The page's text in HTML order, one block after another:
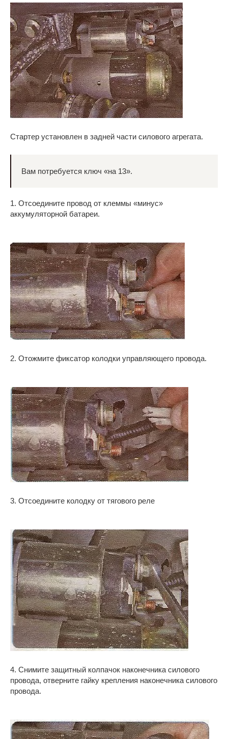
Стартер установлен в задней части силового агрегата.
Вам потребуется ключ «на 13».
1. Отсоедините провод от клеммы «минус»
аккумуляторной батареи.
2. Отожмите фиксатор колодки управляющего провода.
3. Отсоедините колодку от тягового реле
4. Снимите защитный колпачок наконечника силового
провода, отверните гайку крепления наконечника силового
провода.